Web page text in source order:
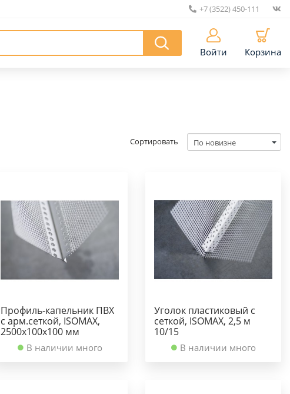
+7 (3522) 450-111
Войти Корзина
Сортировать
Профиль-капельник ПВХ
с арм.сеткой, ISOMAX,
2500х100х100 мм
В наличии много
Уголок пластиковый с
сеткой, ISOMAX, 2,5 м
10/15
В наличии много